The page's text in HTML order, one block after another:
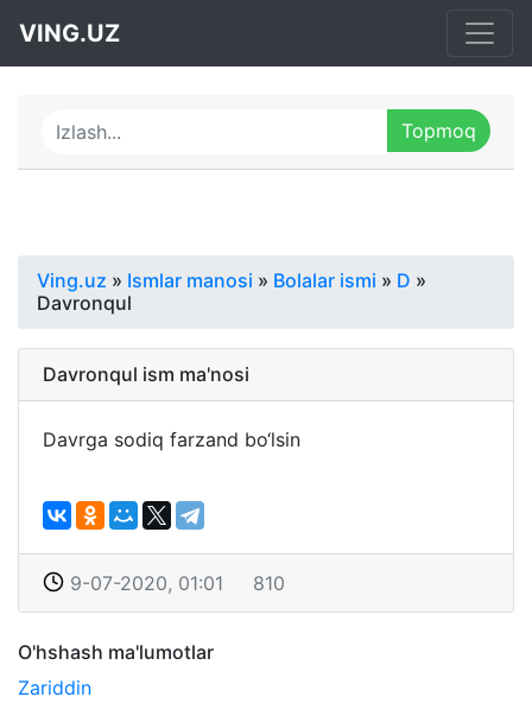
VING.UZ
Ving.uz » Ismlar manosi » Bolalar ismi » D »
Davronqul
Davronqul ism ma'nosi
Davrga sodiq farzand bo‘lsin
9-07-2020, 01:01 810
O'hshash ma'lumotlar
Zariddin